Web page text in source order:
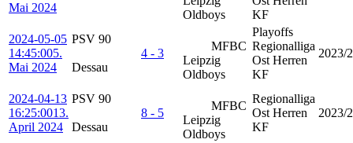
Mai 2024
Oldboys
KF
2024-05-05
14:45:005.
Mai 2024
PSV 90
Dessau
4 - 3
MFBC
Leipzig
Oldboys
Playoffs
Regionalliga
Ost Herren
KF
2023/
2024-04-13
16:25:0013.
April 2024
PSV 90
Dessau
8 - 5
MFBC
Leipzig
Oldboys
Regionalliga
Ost Herren
KF
2023/